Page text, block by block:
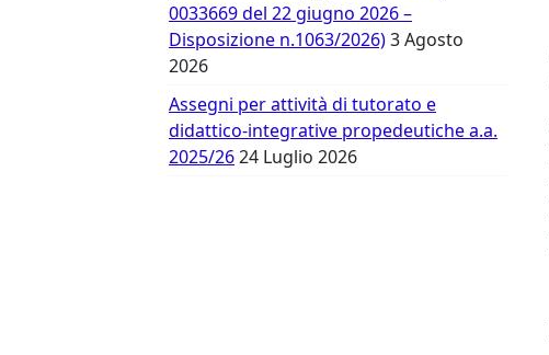
0033669 del 22 giugno 2026 –
Disposizione n.1063/2026)3 Agosto
2026
Assegni per attività di tutorato e
didattico-integrative propedeutiche a.a.
2025/2624 Luglio 2026